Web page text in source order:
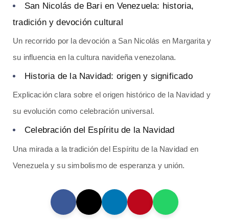
San Nicolás de Bari en Venezuela: historia,
tradición y devoción cultural
Un recorrido por la devoción a San Nicolás en Margarita y
su influencia en la cultura navideña venezolana.
Historia de la Navidad: origen y significado
Explicación clara sobre el origen histórico de la Navidad y
su evolución como celebración universal.
Celebración del Espíritu de la Navidad
Una mirada a la tradición del Espíritu de la Navidad en
Venezuela y su simbolismo de esperanza y unión.